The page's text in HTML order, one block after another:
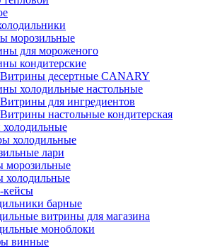
морозильные
для мороженого
кондитерские
Витрины десертные CANARY
холодильные настольные
Витрины для ингредиентов
Витрины настольные кондитерская
холодильные
холодильные
лари
морозильные
холодильные
барные
витрины для магазина
моноблоки
винные